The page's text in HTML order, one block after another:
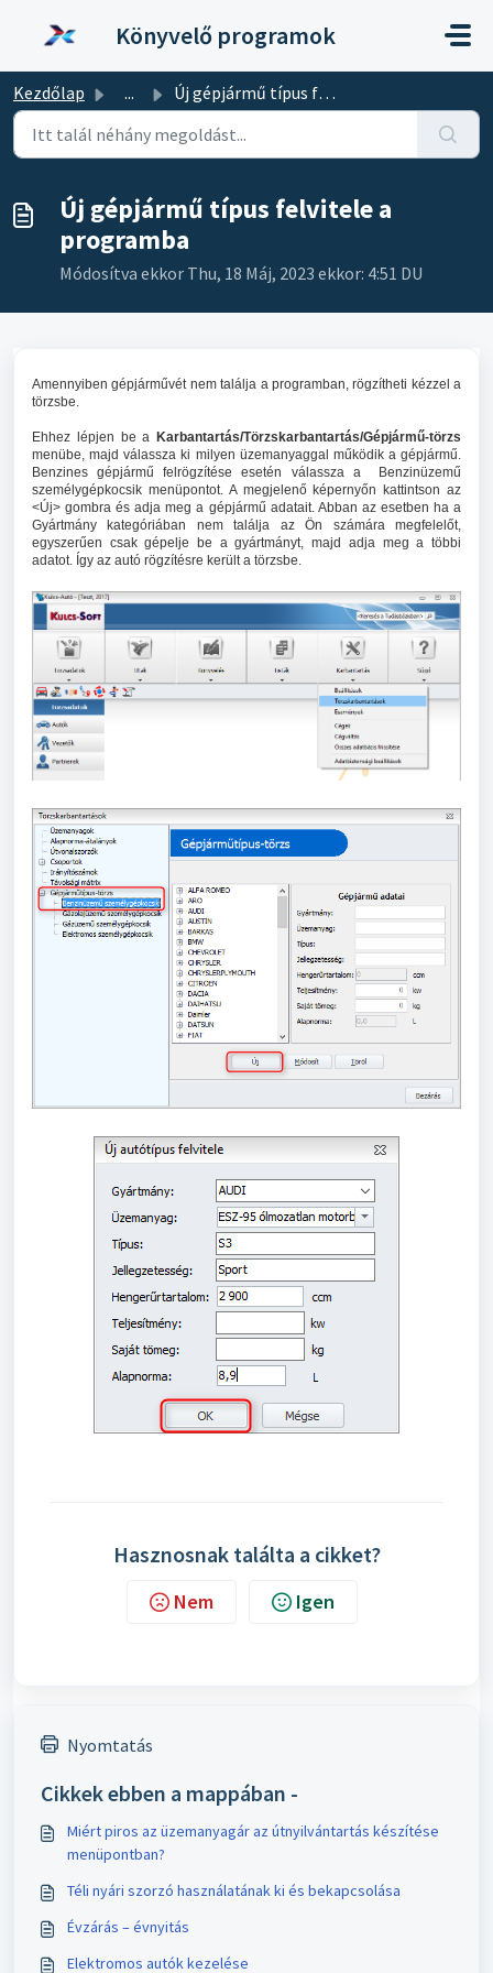
Könyvelő programok
Kezdőlap ... Új gépjármű típus felvitele a programba
Új gépjármű típus felvitele a
programba
Módosítva ekkor Thu, 18 Máj, 2023 ekkor: 4:51 DU
Amennyiben gépjárművét nem találja a programban, rögzítheti kézzel a
törzsbe.
Ehhez lépjen be a Karbantartás/Törzskarbantartás/Gépjármű-törzs
menübe, majd válassza ki milyen üzemanyaggal működik a gépjármű.
Benzines gépjármű felrögzítése esetén válassza a Benzinüzemű
személygépkocsik menüpontot. A megjelenő képernyőn kattintson az
<Új> gombra és adja meg a gépjármű adatait. Abban az esetben ha a
Gyártmány kategóriában nem találja az Ön számára megfelelőt,
egyszerűen csak gépelje be a gyártmányt, majd adja meg a többi
adatot. Így az autó rögzítésre került a törzsbe.
Hasznosnak találta a cikket?
Nem Igen
Nyomtatás
Cikkek ebben a mappában -
Miért piros az üzemanyagár az útnyilvántartás készítése
menüpontban?
Téli nyári szorzó használatának ki és bekapcsolása
Évzárás – évnyitás
Elektromos autók kezelése